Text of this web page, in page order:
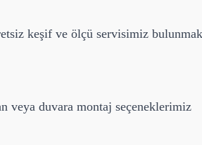
keşif ve ölçü servisimiz
veya duvara montaj seçeneklerimiz